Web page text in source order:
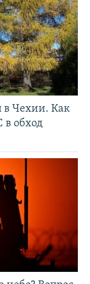
в Чехии. Как
в обход